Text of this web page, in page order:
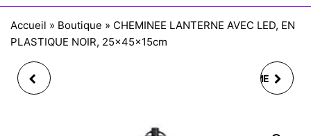
Accueil » Boutique » CHEMINEE LANTERNE AVEC LED, EN
PLASTIQUE NOIR, 25x45x15cm
LOT 3 MOULES FORME